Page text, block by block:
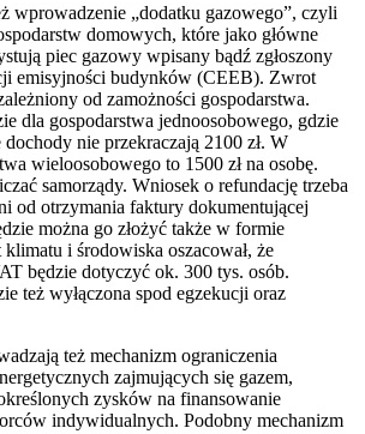
wprowadzenie „dodatku gazowego”, czyli
domowych, które jako główne
piec gazowy wpisany bądź zgłoszony
emisyjności budynków (CEEB). Zwrot
od zamożności gospodarstwa.
dla gospodarstwa jednoosobowego, gdzie
dochody nie przekraczają 2100 zł. W
wieloosobowego to 1500 zł na osobę.
samorządy. Wniosek o refundację trzeba
od otrzymania faktury dokumentującej
można go złożyć także w formie
i środowiska oszacował, że
będzie dotyczyć ok. 300 tys. osób.
też wyłączona spod egzekucji oraz
też mechanizm ograniczenia
zajmujących się gazem,
zysków na finansowanie
indywidualnych. Podobny mechanizm